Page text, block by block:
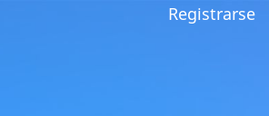
Registrarse